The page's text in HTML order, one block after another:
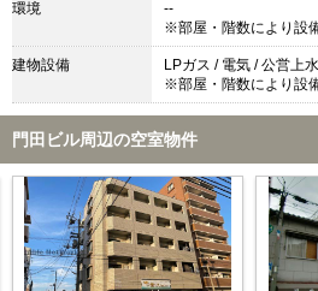
環境
--
※部屋・階数により設
建物設備
LPガス / 電気 / 公営上
※部屋・階数により設
門田ビル周辺の空室物件